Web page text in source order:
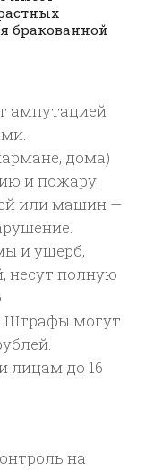
бракованной
ампутацией
дома)
и пожару.
или машин —
и ущерб,
несут полную
Штрафы могут
лицам до 16
на